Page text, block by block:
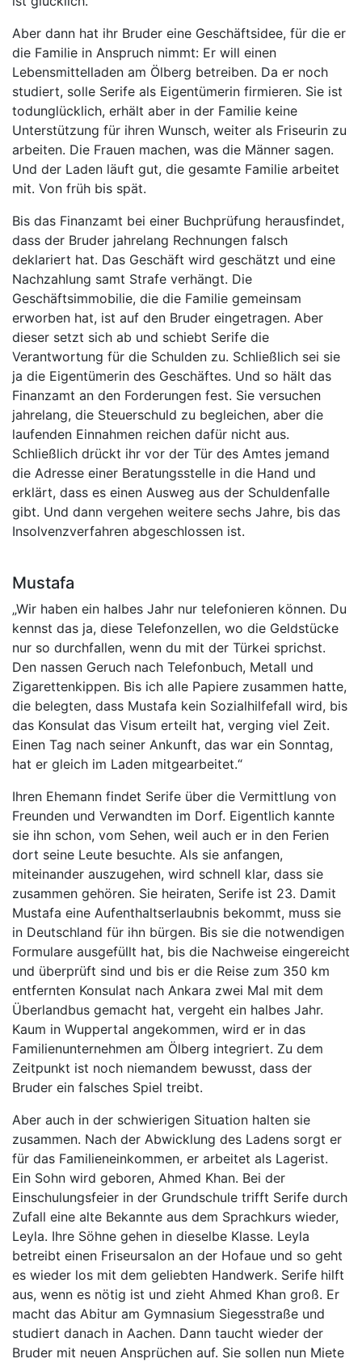
Aber dann hat ihr Bruder eine Geschäftsidee, für die er
die Familie in Anspruch nimmt: Er will einen
Lebensmittelladen am Ölberg betreiben. Da er noch
studiert, solle Serife als Eigentümerin firmieren. Sie ist
todunglücklich, erhält aber in der Familie keine
Unterstützung für ihren Wunsch, weiter als Friseurin zu
arbeiten. Die Frauen machen, was die Männer sagen.
Und der Laden läuft gut, die gesamte Familie arbeitet
mit. Von früh bis spät.
Bis das Finanzamt bei einer Buchprüfung herausfindet,
dass der Bruder jahrelang Rechnungen falsch
deklariert hat. Das Geschäft wird geschätzt und eine
Nachzahlung samt Strafe verhängt. Die
Geschäftsimmobilie, die die Familie gemeinsam
erworben hat, ist auf den Bruder eingetragen. Aber
dieser setzt sich ab und schiebt Serife die
Verantwortung für die Schulden zu. Schließlich sei sie
ja die Eigentümerin des Geschäftes. Und so hält das
Finanzamt an den Forderungen fest. Sie versuchen
jahrelang, die Steuerschuld zu begleichen, aber die
laufenden Einnahmen reichen dafür nicht aus.
Schließlich drückt ihr vor der Tür des Amtes jemand
die Adresse einer Beratungsstelle in die Hand und
erklärt, dass es einen Ausweg aus der Schuldenfalle
gibt. Und dann vergehen weitere sechs Jahre, bis das
Insolvenzverfahren abgeschlossen ist.
Mustafa
„Wir haben ein halbes Jahr nur telefonieren können. Du
kennst das ja, diese Telefonzellen, wo die Geldstücke
nur so durchfallen, wenn du mit der Türkei sprichst.
Den nassen Geruch nach Telefonbuch, Metall und
Zigarettenkippen. Bis ich alle Papiere zusammen hatte,
die belegten, dass Mustafa kein Sozialhilfefall wird, bis
das Konsulat das Visum erteilt hat, verging viel Zeit.
Einen Tag nach seiner Ankunft, das war ein Sonntag,
hat er gleich im Laden mitgearbeitet.“
Ihren Ehemann findet Serife über die Vermittlung von
Freunden und Verwandten im Dorf. Eigentlich kannte
sie ihn schon, vom Sehen, weil auch er in den Ferien
dort seine Leute besuchte. Als sie anfangen,
miteinander auszugehen, wird schnell klar, dass sie
zusammen gehören. Sie heiraten, Serife ist 23. Damit
Mustafa eine Aufenthaltserlaubnis bekommt, muss sie
in Deutschland für ihn bürgen. Bis sie die notwendigen
Formulare ausgefüllt hat, bis die Nachweise eingereicht
und überprüft sind und bis er die Reise zum 350 km
entfernten Konsulat nach Ankara zwei Mal mit dem
Überlandbus gemacht hat, vergeht ein halbes Jahr.
Kaum in Wuppertal angekommen, wird er in das
Familienunternehmen am Ölberg integriert. Zu dem
Zeitpunkt ist noch niemandem bewusst, dass der
Bruder ein falsches Spiel treibt.
Aber auch in der schwierigen Situation halten sie
zusammen. Nach der Abwicklung des Ladens sorgt er
für das Familieneinkommen, er arbeitet als Lagerist.
Ein Sohn wird geboren, Ahmed Khan. Bei der
Einschulungsfeier in der Grundschule trifft Serife durch
Zufall eine alte Bekannte aus dem Sprachkurs wieder,
Leyla. Ihre Söhne gehen in dieselbe Klasse. Leyla
betreibt einen Friseursalon an der Hofaue und so geht
es wieder los mit dem geliebten Handwerk. Serife hilft
aus, wenn es nötig ist und zieht Ahmed Khan groß. Er
macht das Abitur am Gymnasium Siegesstraße und
studiert danach in Aachen. Dann taucht wieder der
Bruder mit neuen Ansprüchen auf. Sie sollen nun Miete